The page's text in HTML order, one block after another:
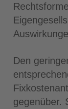
Den
gegenüber.